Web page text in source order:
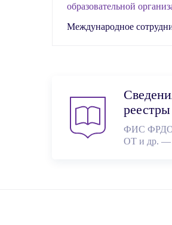
образовательной
Международное
реестры
ФИС ФРДО,
ОТ и др. —